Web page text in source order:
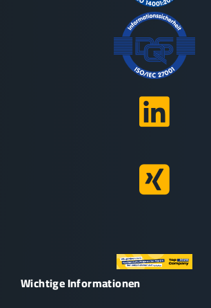
Wichtige Informationen